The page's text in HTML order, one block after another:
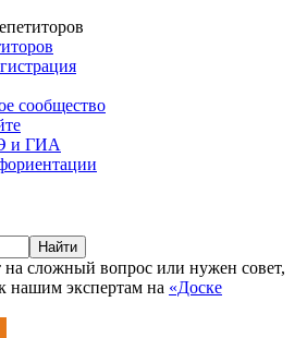
сообщество
и ГИА
Найти
сложный вопрос или нужен совет,
нашим экспертам на «Доске